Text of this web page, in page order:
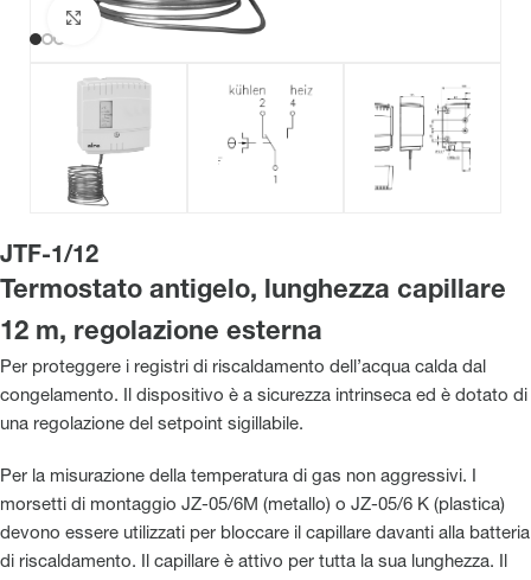
JTF-1/12
Termostato antigelo, lunghezza capillare
12 m, regolazione esterna
Per proteggere i registri di riscaldamento dell’acqua calda dal
congelamento. Il dispositivo è a sicurezza intrinseca ed è dotato di
una regolazione del setpoint sigillabile.
Per la misurazione della temperatura di gas non aggressivi. I
morsetti di montaggio JZ-05/6M (metallo) o JZ-05/6 K (plastica)
devono essere utilizzati per bloccare il capillare davanti alla batteria
di riscaldamento. Il capillare è attivo per tutta la sua lunghezza. Il
Clicca per ingrandire